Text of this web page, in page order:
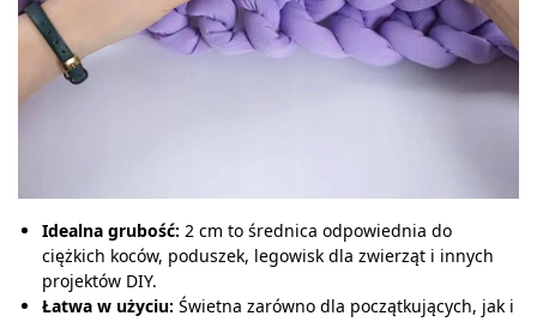
Idealna grubość: 2 cm to średnica odpowiednia do
ciężkich koców, poduszek, legowisk dla zwierząt i innych
projektów DIY.
Łatwa w użyciu: Świetna zarówno dla początkujących, jak i